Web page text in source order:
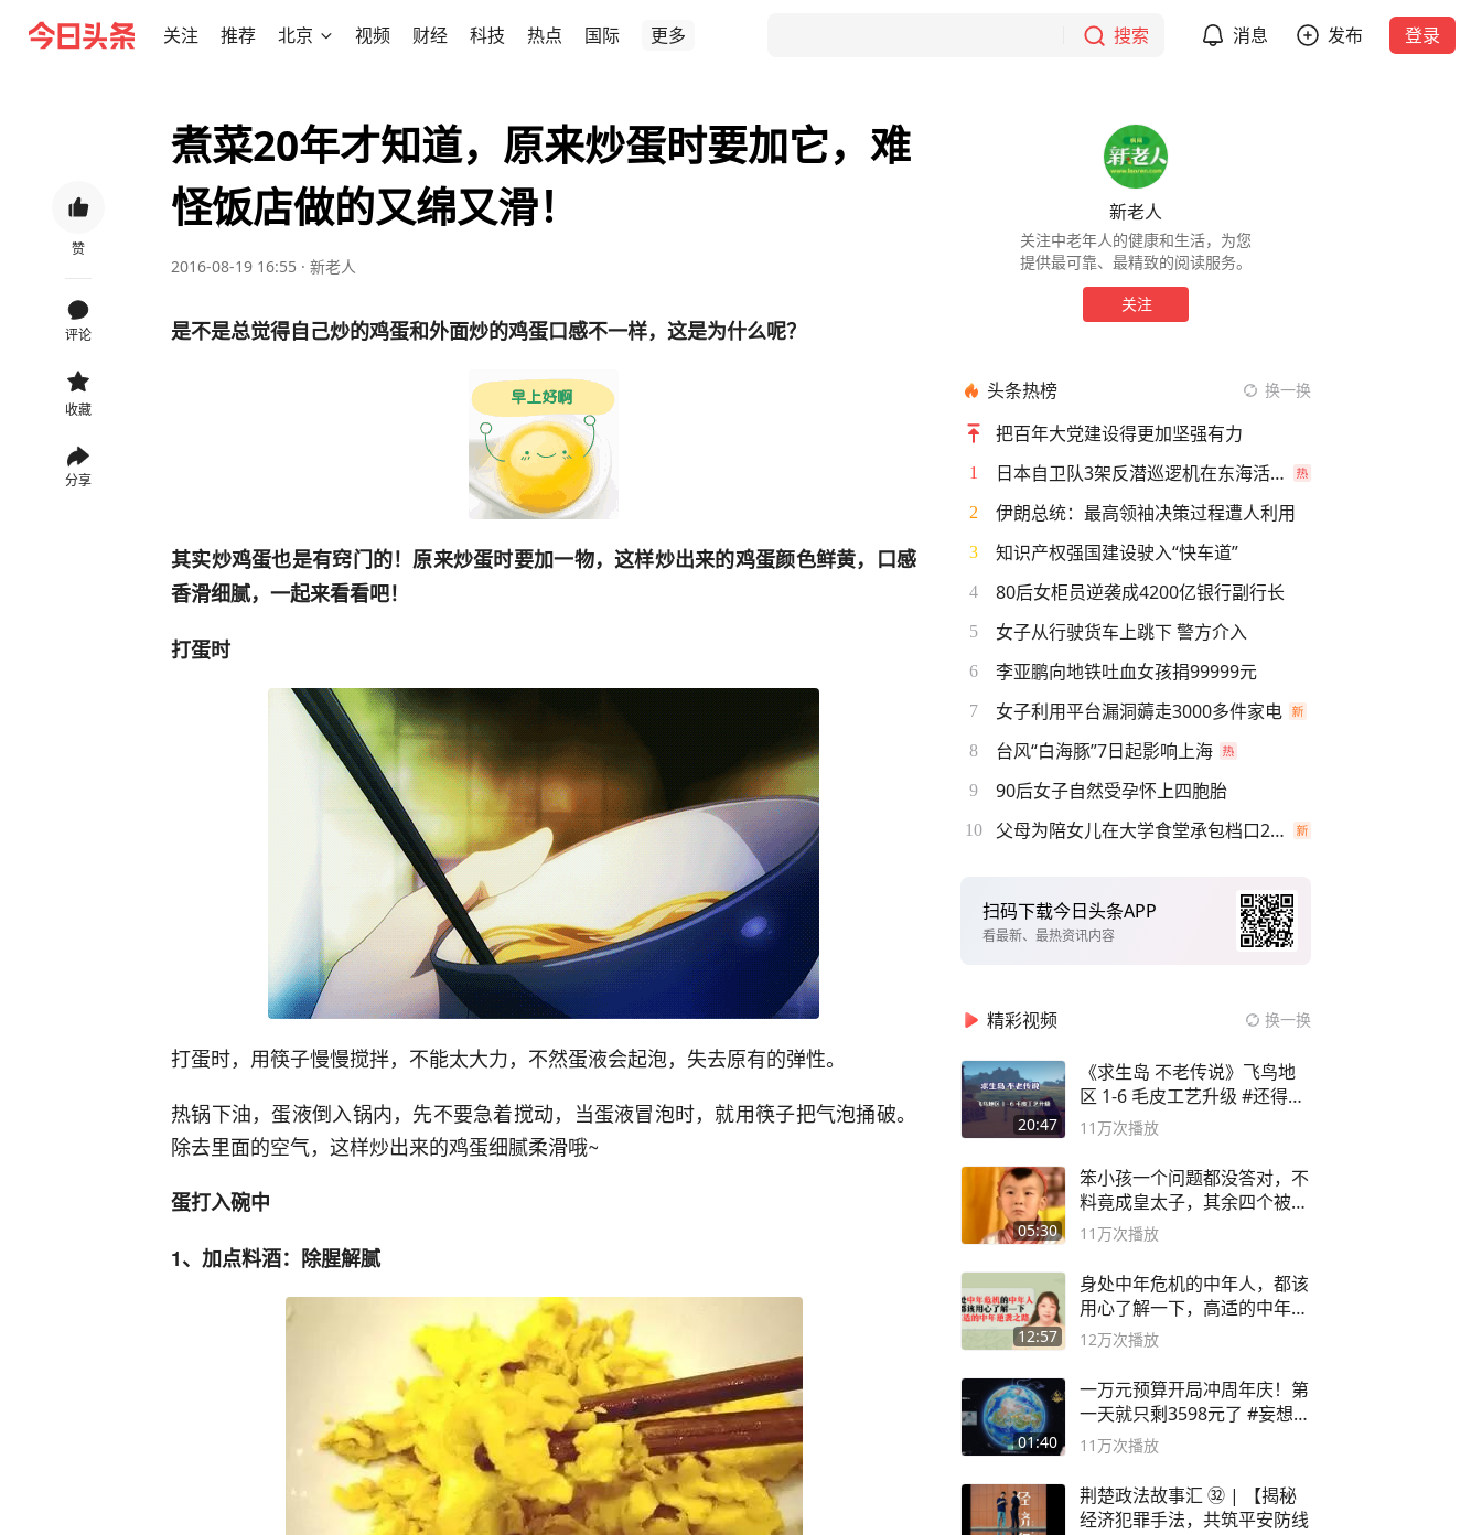
关注 推荐 北京 视频 财经 科技 热点 国际 更多 搜索 消息 发布 登录
赞
评论
收藏
分享
煮菜20年才知道，原来炒蛋时要加它，难
怪饭店做的又绵又滑！
2016-08-19 16:55 · 新老人
是不是总觉得自己炒的鸡蛋和外面炒的鸡蛋口感不一样，这是为什么呢？
其实炒鸡蛋也是有窍门的！原来炒蛋时要加一物，这样炒出来的鸡蛋颜色鲜黄，口感
香滑细腻，一起来看看吧！
打蛋时
打蛋时，用筷子慢慢搅拌，不能太大力，不然蛋液会起泡，失去原有的弹性。
热锅下油，蛋液倒入锅内，先不要急着搅动，当蛋液冒泡时，就用筷子把气泡捅破。
除去里面的空气，这样炒出来的鸡蛋细腻柔滑哦~
蛋打入碗中
1、加点料酒：除腥解腻
新老人
关注中老年人的健康和生活，为您
提供最可靠、最精致的阅读服务。
关注
头条热榜 换一换
把百年大党建设得更加坚强有力
1 日本自卫队3架反潜巡逻机在东海活动
2 伊朗总统：最高领袖决策过程遭人利用
3 知识产权强国建设驶入“快车道”
4 80后女柜员逆袭成4200亿银行副行长
5 女子从行驶货车上跳下 警方介入
6 李亚鹏向地铁吐血女孩捐99999元
7 女子利用平台漏洞薅走3000多件家电
8 台风“白海豚”7日起影响上海
9 90后女子自然受孕怀上四胞胎
10 父母为陪女儿在大学食堂承包档口2年
扫码下载今日头条APP
看最新、最热资讯内容
精彩视频 换一换
20:47
《求生岛 不老传说》飞鸟地
区 1-6 毛皮工艺升级 #还得是
主机大作
11万次播放
05:30
笨小孩一个问题都没答对，不
料竟成皇太子，其余四个被处
死
11万次播放
12:57
身处中年危机的中年人，都该
用心了解一下，高适的中年逆
袭之路
12万次播放
01:40
一万元预算开局冲周年庆！第
一天就只剩3598元了 #妄想山
海
11万次播放
荆楚政法故事汇 ㉜ | 【揭秘
经济犯罪手法，共筑平安防线